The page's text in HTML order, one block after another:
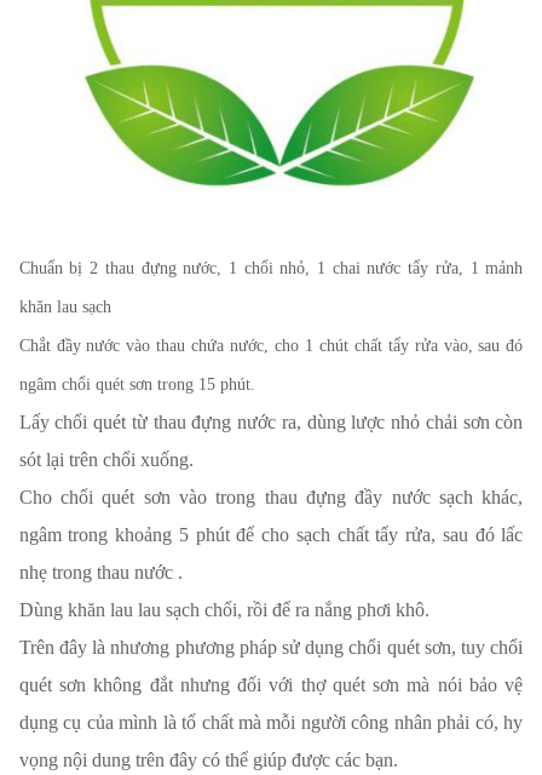
Chuẩn bị 2 thau đựng nước, 1 chổi nhỏ, 1 chai nước tẩy rửa, 1 mảnh
khăn lau sạch
Chắt đầy nước vào thau chứa nước, cho 1 chút chất tẩy rửa vào, sau đó
ngâm chổi quét sơn trong 15 phút.
Lấy chổi quét từ thau đựng nước ra, dùng lược nhỏ chải sơn còn
sót lại trên chổi xuống.
Cho chổi quét sơn vào trong thau đựng đầy nước sạch khác,
ngâm trong khoảng 5 phút để cho sạch chất tẩy rửa, sau đó lấc
nhẹ trong thau nước .
Dùng khăn lau lau sạch chổi, rồi để ra nắng phơi khô.
Trên đây là nhương phương pháp sử dụng chổi quét sơn, tuy chổi
quét sơn không đắt nhưng đối với thợ quét sơn mà nói bảo vệ
dụng cụ của mình là tố chất mà mỗi người công nhân phải có, hy
vọng nội dung trên đây có thể giúp được các bạn.